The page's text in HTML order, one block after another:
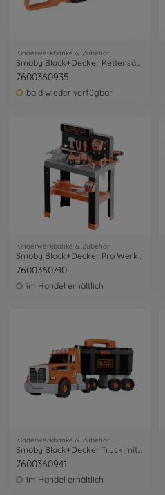
Kinderwerkbänke & Zubehör
7600360935
bald wieder verfügbar
Kinderwerkbänke & Zubehör
Smoby Black+Decker Pro Werkbank
7600360740
im Handel erhältlich
Kinderwerkbänke & Zubehör
7600360941
im Handel erhältlich